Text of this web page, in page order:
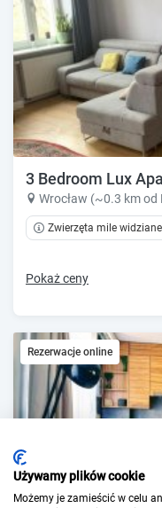
3 Bedroom Lux
Wrocław (~0.3 km od
Zwierzęta mile widziane
Pokaż ceny
Rezerwacje online
Używamy plików cookie
Możemy je zamieścić w celu